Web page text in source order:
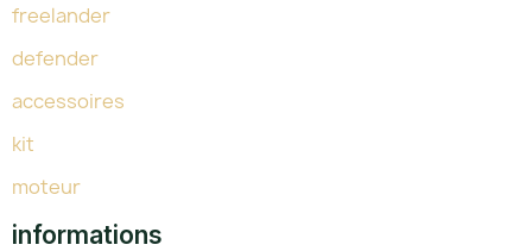
freelander
defender
accessoires
kit
moteur
informations